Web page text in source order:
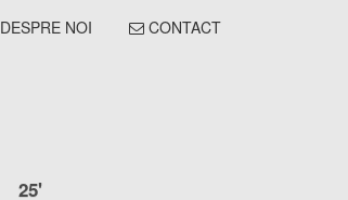
DESPRE NOI CONTACT
25'